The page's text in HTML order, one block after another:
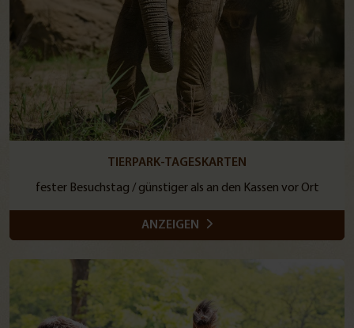
TIERPARK-TAGESKARTEN
fester Besuchstag / günstiger als an den Kassen vor Ort
ANZEIGEN